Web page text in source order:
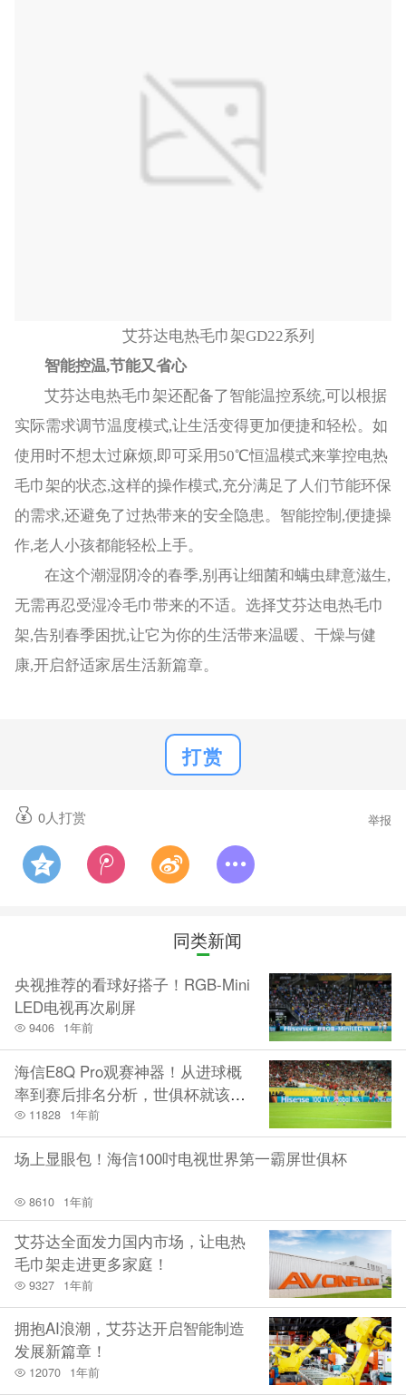
艾芬达电热毛巾架GD22系列
智能控温,节能又省心
艾芬达电热毛巾架还配备了智能温控系统,可以根据
实际需求调节温度模式,让生活变得更加便捷和轻松。如
使用时不想太过麻烦,即可采用50℃恒温模式来掌控电热
毛巾架的状态,这样的操作模式,充分满足了人们节能环保
的需求,还避免了过热带来的安全隐患。智能控制,便捷操
作,老人小孩都能轻松上手。
在这个潮湿阴冷的春季,别再让细菌和螨虫肆意滋生,
无需再忍受湿冷毛巾带来的不适。选择艾芬达电热毛巾
架,告别春季困扰,让它为你的生活带来温暖、干燥与健
康,开启舒适家居生活新篇章。
打赏
0人打赏 举报
同类新闻
央视推荐的看球好搭子！RGB-Mini
LED电视再次刷屏
9406 1年前
海信E8Q Pro观赛神器！从进球概
率到赛后排名分析，世俱杯就该这
么看11828 1年前
场上显眼包！海信100吋电视世界第一霸屏世俱杯
8610 1年前
艾芬达全面发力国内市场，让电热
毛巾架走进更多家庭！
9327 1年前
拥抱AI浪潮，艾芬达开启智能制造
发展新篇章！
12070 1年前